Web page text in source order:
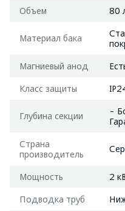
Объем 80
Материал бака
Магниевый анод
Класс защиты
Глубина секции
-
Страна
производитель
Мощность 2
Подводка труб